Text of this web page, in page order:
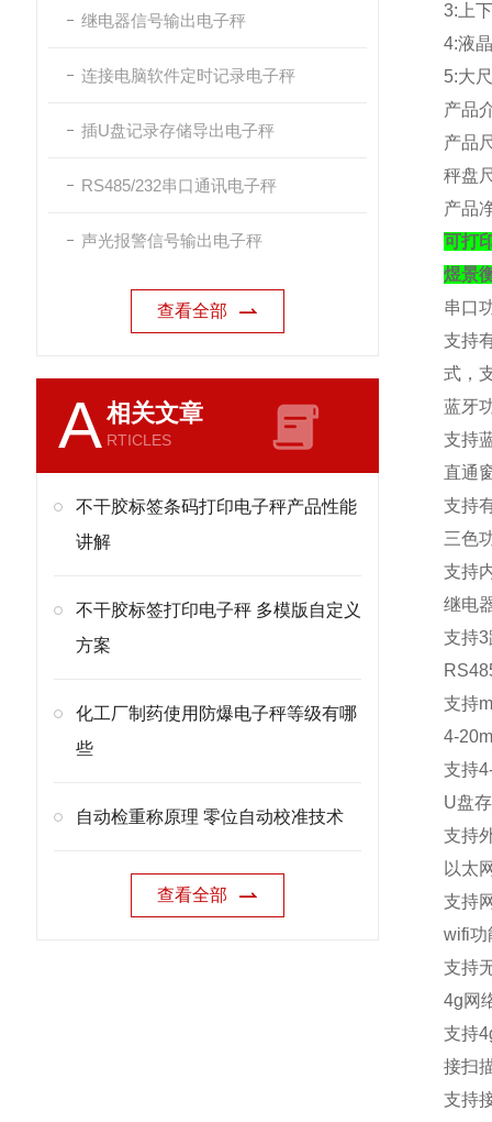
继电器信号输出电子秤
连接电脑软件定时记录电子秤
插U盘记录存储导出电子秤
RS485/232串口通讯电子秤
声光报警信号输出电子秤
查看全部
A相关文章
RTICLES
不干胶标签条码打印电子秤产品性能
讲解
不干胶标签打印电子秤 多模版自定义
方案
化工厂制药使用防爆电子秤等级有哪
些
自动检重称原理 零位自动校准技术
查看全部
3: 上
4:液
5:大
产品
产品
秤盘
产品
可打
煜景
串口
支持
式，
蓝牙
支持
直通
支持
三色
支持
继电
支持3
支持
4-
支持
U盘
支持
以太
支持
wifi功
支持
4g网
支持
接扫
支持